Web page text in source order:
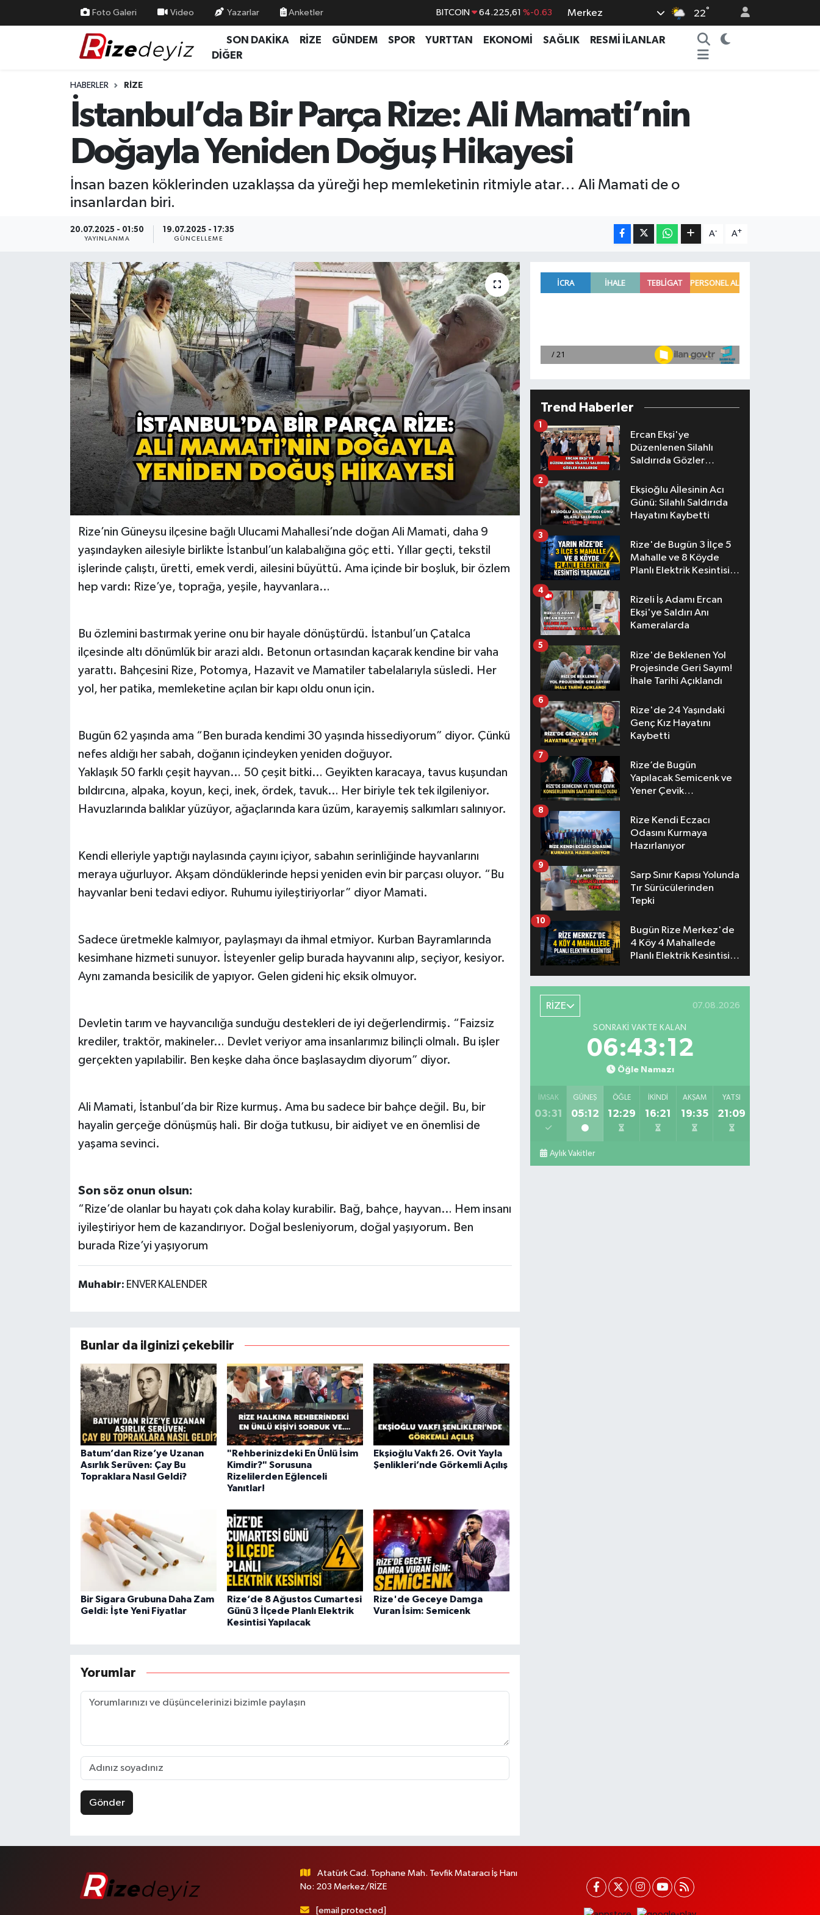
Foto Galeri Video Yazarlar Anketler
EURO 55,0317 %-0.02
BİST100 13.799 %70
Merkez 22°
SON DAKİKA RİZE GÜNDEM SPOR YURTTAN EKONOMİ SAĞLIK
RESMİ İLANLAR
DİĞER
HABERLER RIZE
İstanbul’da Bir Parça Rize: Ali Mamati’nin
Doğayla Yeniden Doğuş Hikayesi
İnsan bazen köklerinden uzaklaşsa da yüreği hep memleketinin ritmiyle atar… Ali Mamati de o
insanlardan biri.
20.07.2025 - 01:50
YAYINLANMA
19.07.2025 - 17:35
GÜNCELLEME
A- A+
Rize’nin Güneysu ilçesine bağlı Ulucami Mahallesi’nde doğan Ali Mamati, daha 9
yaşındayken ailesiyle birlikte İstanbul’un kalabalığına göç etti. Yıllar geçti, tekstil
işlerinde çalıştı, üretti, emek verdi, ailesini büyüttü. Ama içinde bir boşluk, bir özlem
hep vardı: Rize’ye, toprağa, yeşile, hayvanlara…
Bu özlemini bastırmak yerine onu bir hayale dönüştürdü. İstanbul’un Çatalca
ilçesinde altı dönümlük bir arazi aldı. Betonun ortasından kaçarak kendine bir vaha
yarattı. Bahçesini Rize, Potomya, Hazavit ve Mamatiler tabelalarıyla süsledi. Her
yol, her patika, memleketine açılan bir kapı oldu onun için.
Bugün 62 yaşında ama “Ben burada kendimi 30 yaşında hissediyorum” diyor. Çünkü
nefes aldığı her sabah, doğanın içindeyken yeniden doğuyor.
Yaklaşık 50 farklı çeşit hayvan… 50 çeşit bitki… Geyikten karacaya, tavus kuşundan
bıldırcına, alpaka, koyun, keçi, inek, ördek, tavuk… Her biriyle tek tek ilgileniyor.
Havuzlarında balıklar yüzüyor, ağaçlarında kara üzüm, karayemiş salkımları salınıyor.
Kendi elleriyle yaptığı naylasında çayını içiyor, sabahın serinliğinde hayvanlarını
meraya uğurluyor. Akşam döndüklerinde hepsi yeniden evin bir parçası oluyor. “Bu
hayvanlar beni tedavi ediyor. Ruhumu iyileştiriyorlar” diyor Mamati.
Sadece üretmekle kalmıyor, paylaşmayı da ihmal etmiyor. Kurban Bayramlarında
kesimhane hizmeti sunuyor. İsteyenler gelip burada hayvanını alıp, seçiyor, kesiyor.
Aynı zamanda besicilik de yapıyor. Gelen gideni hiç eksik olmuyor.
Devletin tarım ve hayvancılığa sunduğu destekleri de iyi değerlendirmiş. “Faizsiz
krediler, traktör, makineler… Devlet veriyor ama insanlarımız bilinçli olmalı. Bu işler
gerçekten yapılabilir. Ben keşke daha önce başlasaydım diyorum” diyor.
Ali Mamati, İstanbul’da bir Rize kurmuş. Ama bu sadece bir bahçe değil. Bu, bir
hayalin gerçeğe dönüşmüş hali. Bir doğa tutkusu, bir aidiyet ve en önemlisi de
yaşama sevinci.
Son söz onun olsun:
“Rize’de olanlar bu hayatı çok daha kolay kurabilir. Bağ, bahçe, hayvan… Hem insanı
iyileştiriyor hem de kazandırıyor. Doğal besleniyorum, doğal yaşıyorum. Ben
burada Rize’yi yaşıyorum
Muhabir: ENVER KALENDER
Bunlar da ilginizi çekebilir
Batum’dan Rize’ye Uzanan
Asırlık Serüven: Çay Bu
Topraklara Nasıl Geldi?
"Rehberinizdeki En Ünlü İsim
Kimdir?" Sorusuna
Rizelilerden Eğlenceli
Yanıtlar!
Ekşioğlu Vakfı 26. Ovit Yayla
Şenlikleri’nde Görkemli Açılış
Bir Sigara Grubuna Daha Zam
Geldi: İşte Yeni Fiyatlar
Rize’de 8 Ağustos Cumartesi
Günü 3 İlçede Planlı Elektrik
Kesintisi Yapılacak
Rize'de Geceye Damga
Vuran İsim: Semicenk
Yorumlar
Gönder
Trend Haberler
Ercan Ekşi'ye
Düzenlenen Silahlı
Saldırıda Gözler
1
Ekşioğlu Aİlesinin Acı
Günü: Silahlı Saldırıda
Hayatını Kaybetti
2
Rize'de Bugün 3 İlçe 5
Mahalle ve 8 Köyde
Planlı Elektrik Kesintisi
3
Rizeli İş Adamı Ercan
Ekşi'ye Saldırı Anı
Kameralarda
4
Rize'de Beklenen Yol
Projesinde Geri Sayım!
İhale Tarihi Açıklandı
5
Rize'de 24 Yaşındaki
Genç Kız Hayatını
Kaybetti
6
Rize’de Bugün
Yapılacak Semicenk ve
Yener Çevik
Belli Oldu
7
Rize Kendi Eczacı
Odasını Kurmaya
Hazırlanıyor
8
Sarp Sınır Kapısı Yolunda
Tır Sürücülerinden
Tepki
9
Bugün Rize Merkez'de
4 Köy 4 Mahallede
Planlı Elektrik Kesintisi
10
RİZE 07.08.2026
SONRAKI VAKTE KALAN
06:43:11
Öğle Namazı
İMSAK
03:31
GÜNEŞ
05:12
ÖĞLE
12:29
İKINDI
16:21
AKŞAM
19:35
YATSI
21:09
Aylık Vakitler
Atatürk Cad. Tophane Mah. Tevfik Mataracı İş Hanı
No: 203 Merkez/RİZE
[email protected]
Yurttan Haberler
Ekonomi
Rize Nöbetçi Eczaneler
Rize Trafik Yoğunluk Haritası
Süper Lig Puan Durumu ve Fikstür
Son Dakika Haberleri
Haber Arşivi